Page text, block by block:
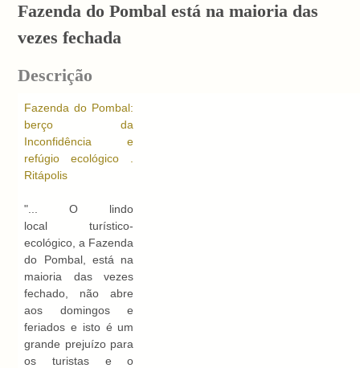
Fazenda do Pombal está na maioria das
vezes fechada
Descrição
Fazenda do Pombal:
berço da
Inconfidência e
refúgio ecológico .
Ritápolis
"... O lindo
local turístico-
ecológico, a Fazenda
do Pombal, está na
maioria das vezes
fechado, não abre
aos domingos e
feriados e isto é um
grande prejuízo para
os turistas e o